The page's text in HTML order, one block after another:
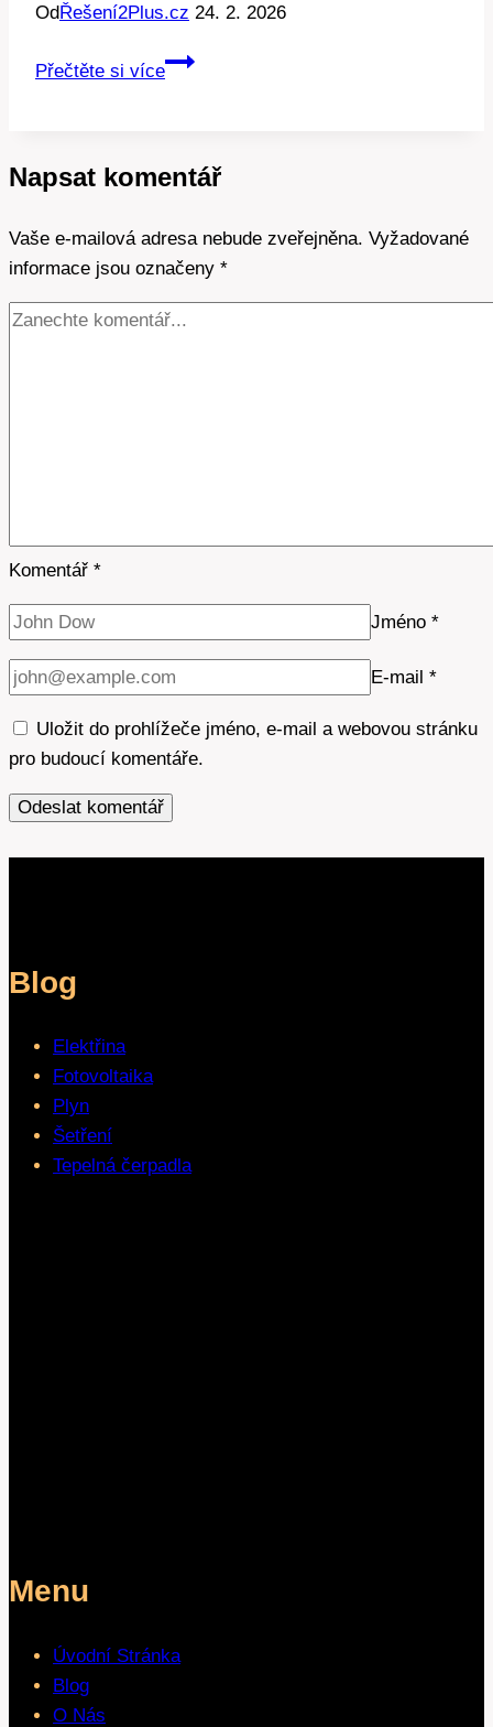
OdŘešení2Plus.cz 24. 2. 2026
Přečtěte si více
Solární
výhody
Napsat komentář
Vaše e-mailová adresa nebude zveřejněna. Vyžadované
informace jsou označeny *
Komentář *
Jméno *
E-mail *
Uložit do prohlížeče jméno, e-mail a webovou stránku
pro budoucí komentáře.
Blog
Elektřina
Fotovoltaika
Plyn
Šetření
Tepelná čerpadla
Menu
Úvodní Stránka
Blog
O Nás